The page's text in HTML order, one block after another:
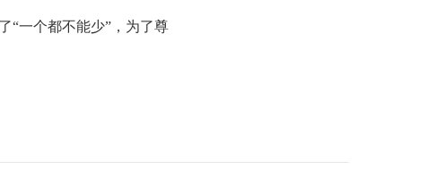
“一个都不能少”，为了尊